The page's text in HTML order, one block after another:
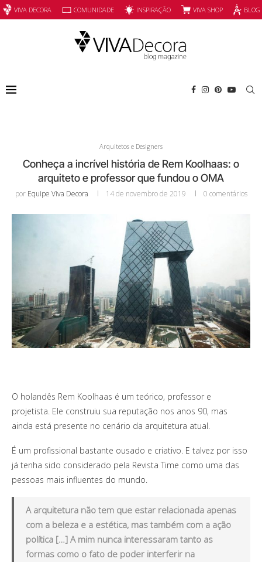
VIVA DECORA COMUNIDADE INSPIRAÇÃO VIVA SHOP
Arquitetos e Designers
Conheça a incrível história de Rem Koolhaas: o
arquiteto e professor que fundou o OMA
por Equipe Viva Decora 14 de novembro de 2019 0 comentários
O holandês Rem Koolhaas é um teórico, professor e
projetista. Ele construiu sua reputação nos anos 90, mas
ainda está presente no cenário da arquitetura atual.
É um profissional bastante ousado e criativo. E talvez por isso
já tenha sido considerado pela Revista Time como uma das
pessoas mais influentes do mundo.
A arquitetura não tem que estar relacionada apenas
com a beleza e a estética, mas também com a ação
política […] A mim nunca interessaram tanto as
formas como o fato de poder interferir na